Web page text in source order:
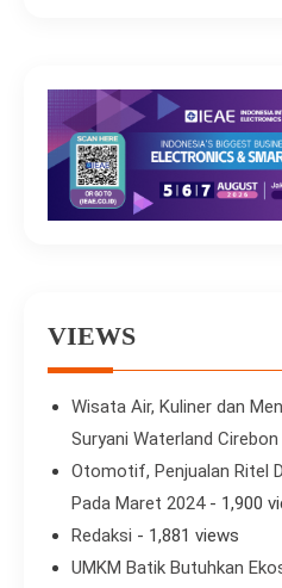
VIEWS
Wisata Air, Kuliner dan
Suryani Waterland Cirebon
Otomotif, Penjualan Ritel
Pada Maret 2024- 1,900
Redaksi - 1,881 views
UMKM Batik Butuhkan